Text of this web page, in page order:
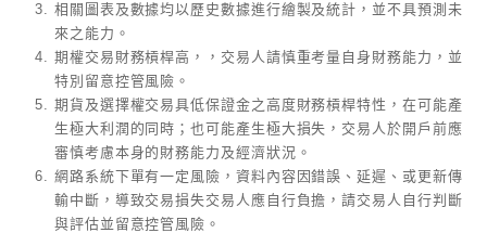
相關圖表及數據均以歷史數據進行繪製及統計，並不具預測未
來之能力。
期權交易財務槓桿高，，交易人請慎重考量自身財務能力，並
特別留意控管風險。
期貨及選擇權交易具低保證金之高度財務槓桿特性，在可能產
生極大利潤的同時；也可能產生極大損失，交易人於開戶前應
審慎考慮本身的財務能力及經濟狀況。
網路系統下單有一定風險，資料內容因錯誤、延遲、或更新傳
輸中斷，導致交易損失交易人應自行負擔，請交易人自行判斷
與評估並留意控管風險。